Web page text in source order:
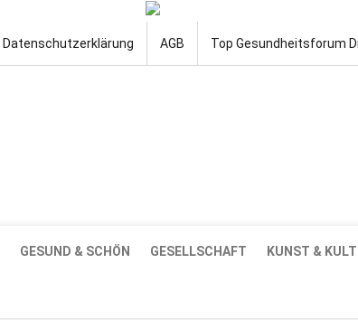
Datenschutzerklärung AGB Top Gesundheitsforum
GESUND & SCHÖN GESELLSCHAFT KUNST &